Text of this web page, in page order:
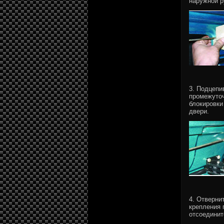
3.
двери.
4.
крепления